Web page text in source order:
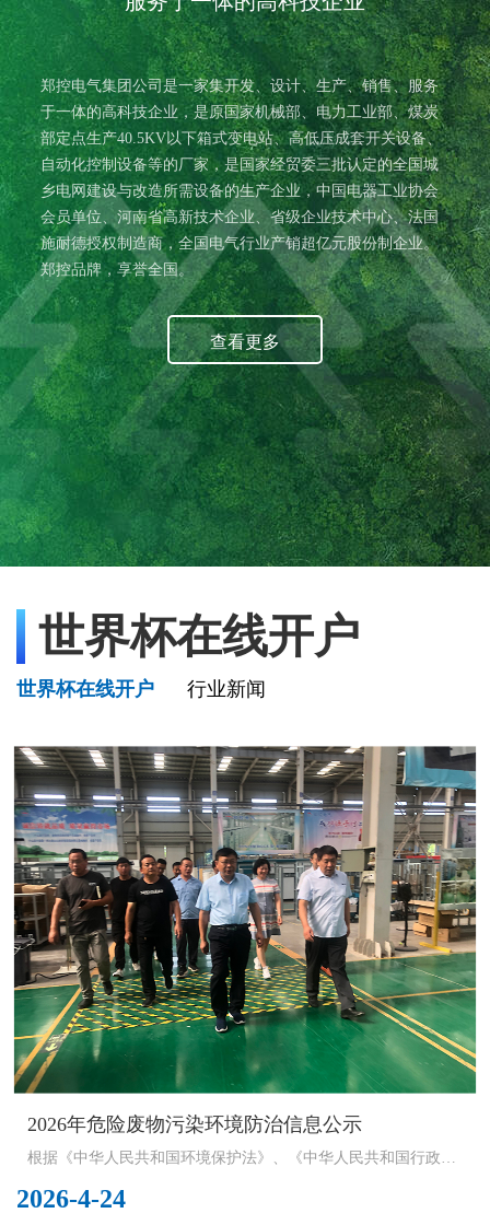
郑控电气集团公司是一家集开发、设计、生产、销售、服务
于一体的高科技企业，是原国家机械部、电力工业部、煤炭
部定点生产40.5KV以下箱式变电站、高低压成套开关设备、
自动化控制设备等的厂家，是国家经贸委三批认定的全国城
乡电网建设与改造所需设备的生产企业，中国电器工业协会
会员单位、河南省高新技术企业、省级企业技术中心、法国
施耐德授权制造商，全国电气行业产销超亿元股份制企业。
郑控品牌，享誉全国。
查看更多
世界杯在线开户
世界杯在线开户 行业新闻
2026年危险废物污染环境防治信息公示
根据《中华人民共和国环境保护法》、《中华人民共和国行政处
现将我单位危险废物污染环境防治信
2026-4-24